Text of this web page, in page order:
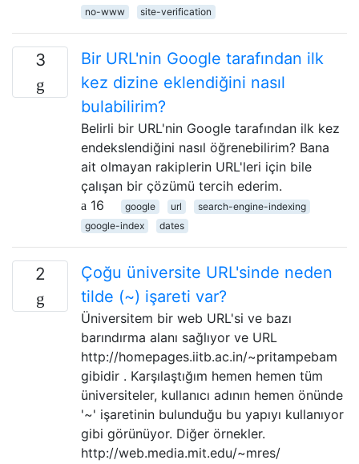
no-www
site-verification
3
Bir URL'nin Google tarafından ilk
kez dizine eklendiğini nasıl
bulabilirim?
Belirli bir URL'nin Google tarafından ilk kez
endekslendiğini nasıl öğrenebilirim? Bana
ait olmayan rakiplerin URL'leri için bile
çalışan bir çözümü tercih ederim.
16
google url
search-engine-indexing
google-index
dates
2
Çoğu üniversite URL'sinde neden
tilde (~) işareti var?
Üniversitem bir web URL'si ve bazı
barındırma alanı sağlıyor ve URL
http://homepages.iitb.ac.in/~pritampebam
gibidir . Karşılaştığım hemen hemen tüm
üniversiteler, kullanıcı adının hemen önünde
'~' işaretinin bulunduğu bu yapıyı kullanıyor
gibi görünüyor. Diğer örnekler.
http://web.media.mit.edu/~mres/